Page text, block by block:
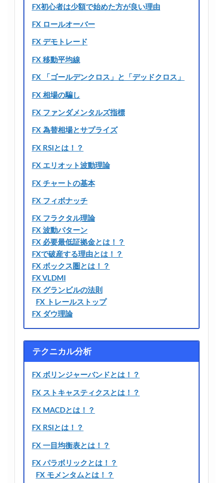
FX初心者は少額で始めた方が良い理由
FX ロールオーバー
FX デモトレード
FX 移動平均線
FX 「ゴールデンクロス」と「デッドクロス」
FX 相場の騙し
FX ファンダメンタルズ指標
FX 為替相場とサプライズ
FX RSIとは！？
FX エリオット波動理論
FX チャートの基本
FX フィボナッチ
FX フラクタル理論
FX 波動パターン
FX 必要最低証拠金とは！？
FXで破産する理由とは！？
FX ボックス圏とは！？
FX VLDMI
FX グランビルの法則
FX トレールストップ
FX ダウ理論
テクニカル分析
FX ボリンジャーバンドとは！？
FX ストキャスティクスとは！？
FX MACDとは！？
FX RSIとは！？
FX 一目均衡表とは！？
FX パラボリックとは！？
FX モメンタムとは！？